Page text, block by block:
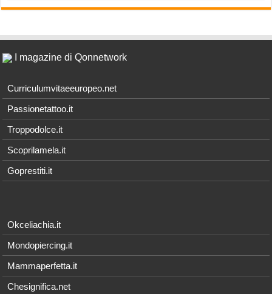
I magazine di Qonnetwork
Curriculumvitaeeuropeo.net
Passionetattoo.it
Troppodolce.it
Scoprilamela.it
Goprestiti.it
Okceliachia.it
Mondopiercing.it
Mammaperfetta.it
Chesignifica.net